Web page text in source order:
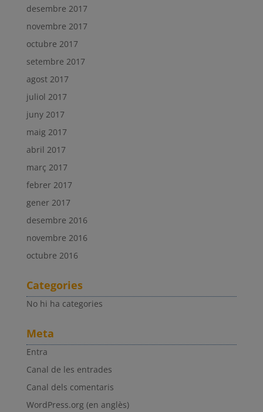
desembre 2017
novembre 2017
octubre 2017
setembre 2017
agost 2017
juliol 2017
juny 2017
maig 2017
abril 2017
març 2017
febrer 2017
gener 2017
desembre 2016
novembre 2016
octubre 2016
Categories
No hi ha categories
Meta
Entra
Canal de les entrades
Canal dels comentaris
WordPress.org (en anglès)